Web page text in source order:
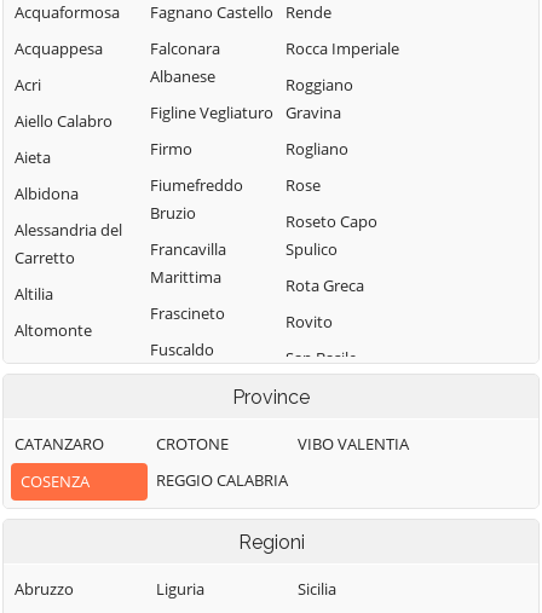
Acquaformosa
Acquappesa
Acri
Aiello Calabro
Aieta
Albidona
Alessandria del
Carretto
Altilia
Altomonte
Amantea
Aprigliano
Belmonte
Calabro
Fagnano Castello
Falconara
Albanese
Figline Vegliaturo
Firmo
Fiumefreddo
Bruzio
Francavilla
Marittima
Frascineto
Fuscaldo
Piemontese
Lago
Laino Castello
Rende
Rocca Imperiale
Roggiano
Gravina
Rogliano
Rose
Roseto Capo
Spulico
Rota Greca
Rovito
San Basile
San Benedetto
Albanese
San Demetrio
Corone
San Donato di
Province
CATANZARO
COSENZA
CROTONE
REGGIO CALABRIA
VIBO VALENTIA
Regioni
Abruzzo
Liguria
Sicilia